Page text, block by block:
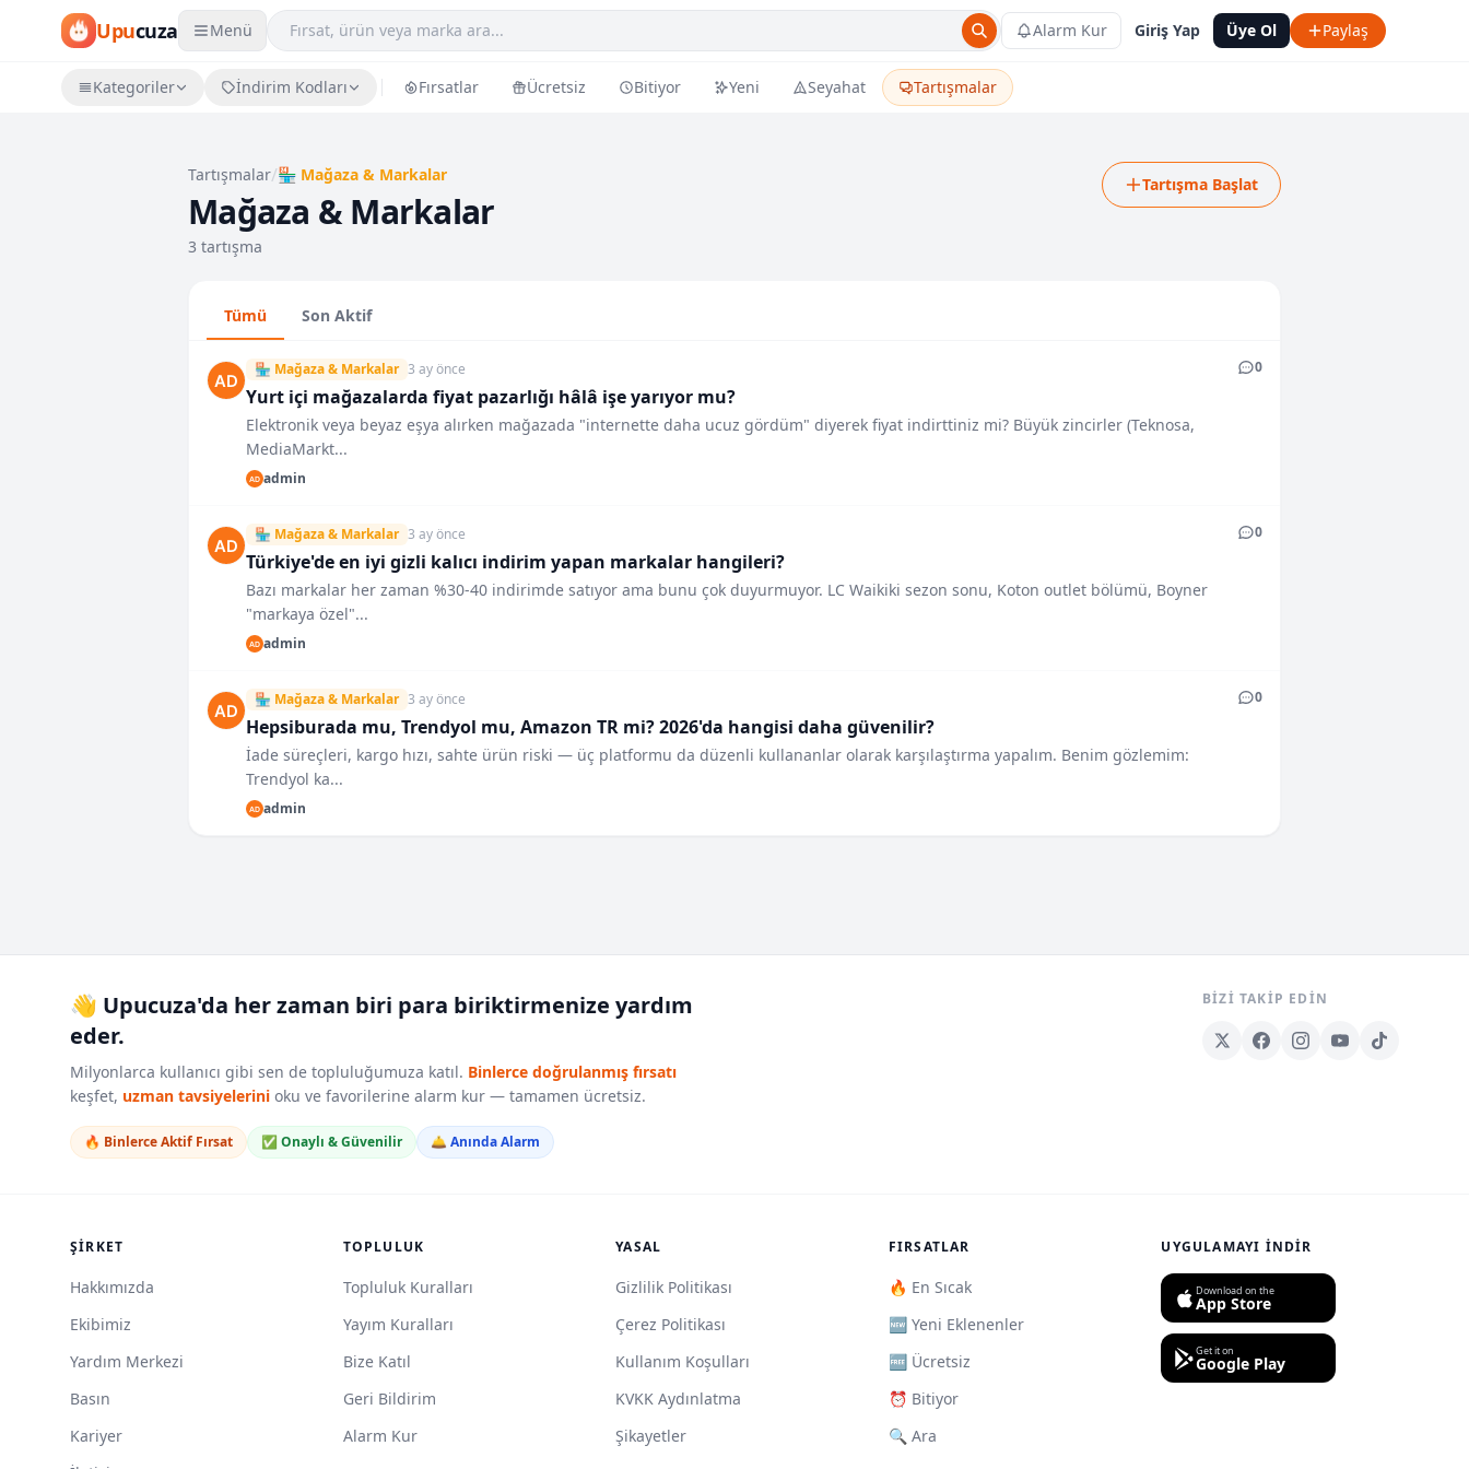
Upucuza Menü Alarm Kur Giriş Yap Üye Ol Paylaş
Kategoriler İndirim Kodları Fırsatlar Ücretsiz Bitiyor Yeni Seyahat Tartışmalar
Tartışmalar/🏪 Mağaza & Markalar
Mağaza & Markalar
3 tartışma
Tartışma Başlat
Tümü Son Aktif
🏪 Mağaza & Markalar 3 ay önce
Yurt içi mağazalarda fiyat pazarlığı hâlâ işe yarıyor mu?
Elektronik veya beyaz eşya alırken mağazada "internette daha ucuz gördüm" diyerek fiyat indirttiniz mi? Büyük zincirler (Teknosa,
MediaMarkt...
admin
0
🏪 Mağaza & Markalar 3 ay önce
Türkiye'de en iyi gizli kalıcı indirim yapan markalar hangileri?
Bazı markalar her zaman %30-40 indirimde satıyor ama bunu çok duyurmuyor. LC Waikiki sezon sonu, Koton outlet bölümü, Boyner
"markaya özel"...
admin
0
🏪 Mağaza & Markalar 3 ay önce
Hepsiburada mu, Trendyol mu, Amazon TR mi? 2026'da hangisi daha güvenilir?
İade süreçleri, kargo hızı, sahte ürün riski — üç platformu da düzenli kullananlar olarak karşılaştırma yapalım. Benim gözlemim:
Trendyol ka...
admin
0
👋 Upucuza'da her zaman biri para biriktirmenize yardım
eder.
Milyonlarca kullanıcı gibi sen de topluluğumuza katıl. Binlerce doğrulanmış fırsatı
keşfet, uzman tavsiyelerini oku ve favorilerine alarm kur — tamamen ücretsiz.
🔥 Binlerce Aktif Fırsat ✅ Onaylı & Güvenilir 🛎️ Anında Alarm
BIZI TAKIP EDIN
ŞIRKET
Hakkımızda
Ekibimiz
Yardım Merkezi
Basın
Kariyer
TOPLULUK
Topluluk Kuralları
Yayım Kuralları
Bize Katıl
Geri Bildirim
Alarm Kur
YASAL
Gizlilik Politikası
Çerez Politikası
Kullanım Koşulları
KVKK Aydınlatma
Şikayetler
FIRSATLAR
🔥 En Sıcak
🆕 Yeni Eklenenler
🆓 Ücretsiz
⏰ Bitiyor
🔍 Ara
UYGULAMAYI İNDIR
Download on the
App Store
Get it on
Google Play